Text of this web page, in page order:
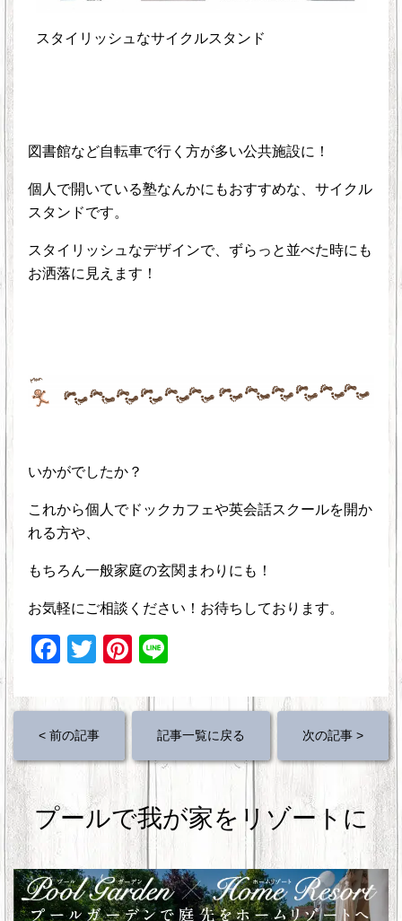
スタイリッシュなサイクルスタンド
図書館など自転車で行く方が多い公共施設に！
個人で開いている塾なんかにもおすすめな、サイクル
スタンドです。
スタイリッシュなデザインで、ずらっと並べた時にも
お洒落に見えます！
いかがでしたか？
これから個人でドックカフェや英会話スクールを開か
れる方や、
もちろん一般家庭の玄関まわりにも！
お気軽にご相談ください！お待ちしております。
F
c
e
b
o
T
tt
er
Pi
er
st
e
< 前の記事 記事一覧に戻る 次の記事 >
プールで我が家をリゾートに